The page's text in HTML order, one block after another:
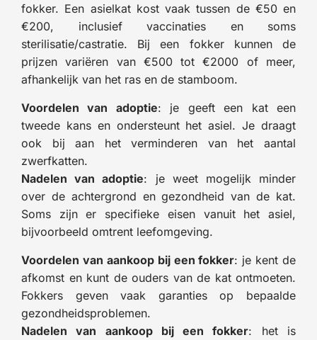
fokker. Een asielkat kost vaak tussen de €50 en
€200, inclusief vaccinaties en soms
sterilisatie/castratie. Bij een fokker kunnen de
prijzen variëren van €500 tot €2000 of meer,
afhankelijk van het ras en de stamboom.
Voordelen van adoptie: je geeft een kat een
tweede kans en ondersteunt het asiel. Je draagt
ook bij aan het verminderen van het aantal
zwerfkatten.
Nadelen van adoptie: je weet mogelijk minder
over de achtergrond en gezondheid van de kat.
Soms zijn er specifieke eisen vanuit het asiel,
bijvoorbeeld omtrent leefomgeving.
Voordelen van aankoop bij een fokker: je kent de
afkomst en kunt de ouders van de kat ontmoeten.
Fokkers geven vaak garanties op bepaalde
gezondheidsproblemen.
Nadelen van aankoop bij een fokker: het is